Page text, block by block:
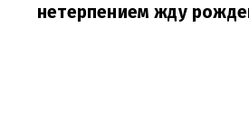
нетерпением жду